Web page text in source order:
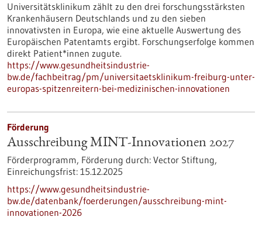
Universitätsklinikum zählt zu den drei forschungsstärksten
Krankenhäusern Deutschlands und zu den sieben
innovativsten in Europa, wie eine aktuelle Auswertung des
Europäischen Patentamts ergibt. Forschungserfolge kommen
direkt Patient*innen zugute.
https://www.gesundheitsindustrie-
bw.de/fachbeitrag/pm/universitaetsklinikum-freiburg-unter-
europas-spitzenreitern-bei-medizinischen-innovationen
Förderung
Ausschreibung MINT-Innovationen 2027
Förderprogramm, Förderung durch: Vector Stiftung,
Einreichungsfrist: 15.12.2025
https://www.gesundheitsindustrie-
bw.de/datenbank/foerderungen/ausschreibung-mint-
innovationen-2026